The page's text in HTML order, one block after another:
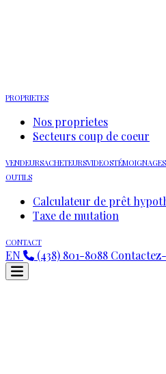
PROPRIETES
Nos proprietes
Secteurs coup de coeur
VENDEURSACHETEURSVIDEOSTÉMOIGNAGES
OUTILS
Calculateur de prêt
Taxe de mutation
CONTACT
EN (438) 801-8088